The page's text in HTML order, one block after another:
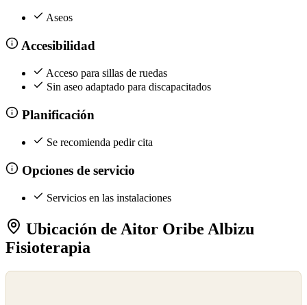
Aseos
Accesibilidad
Acceso para sillas de ruedas
Sin aseo adaptado para discapacitados
Planificación
Se recomienda pedir cita
Opciones de servicio
Servicios en las instalaciones
Ubicación de Aitor Oribe Albizu
Fisioterapia